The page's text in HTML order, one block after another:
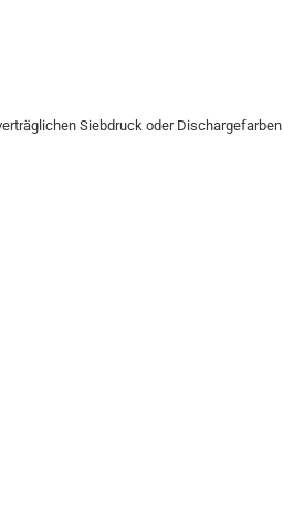
Siebdruck oder Dischargefarben